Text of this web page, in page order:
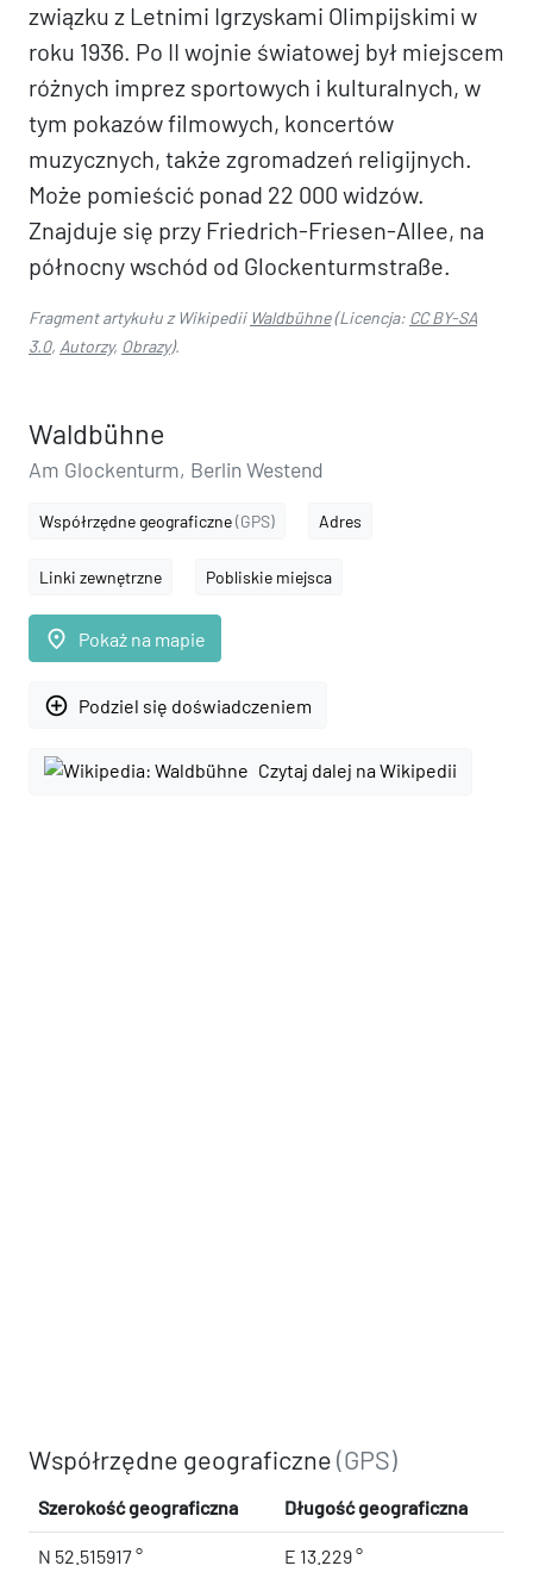
związku z Letnimi Igrzyskami Olimpijskimi w
roku 1936. Po II wojnie światowej był miejscem
różnych imprez sportowych i kulturalnych, w
tym pokazów filmowych, koncertów
muzycznych, także zgromadzeń religijnych.
Może pomieścić ponad 22 000 widzów.
Znajduje się przy Friedrich-Friesen-Allee, na
północny wschód od Glockenturmstraße.
Fragment artykułu z Wikipedii Waldbühne(Licencja: CC BY-SA
3.0, Autorzy, Obrazy).
Waldbühne
Am Glockenturm, Berlin Westend
Współrzędne geograficzne(GPS) Adres
Linki zewnętrzne Pobliskie miejsca
place Pokaż na mapie
add_circle_outline Podziel się doświadczeniem
Czytaj dalej na Wikipedii
Współrzędne geograficzne(GPS)
Szerokość geograficzna Długość geograficzna
N 52.515917 ° E 13.229 °